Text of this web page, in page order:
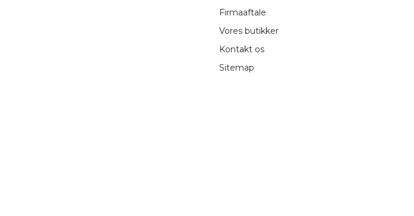
Firmaaftale
Vores butikker
Kontakt os
Sitemap